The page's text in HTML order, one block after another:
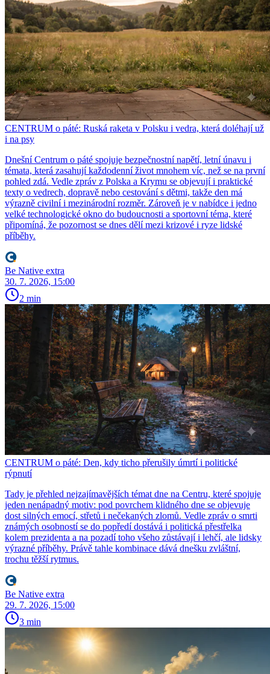
CENTRUM o páté: Ruská raketa v Polsku i vedra, která doléhají už
i na psy
Dnešní Centrum o páté spojuje bezpečnostní napětí, letní únavu i
témata, která zasahují každodenní život mnohem víc, než se na první
pohled zdá. Vedle zpráv z Polska a Krymu se objevují i praktické
texty o vedrech, dopravě nebo cestování s dětmi, takže den má
výrazně civilní i mezinárodní rozměr. Zároveň je v nabídce i jedno
velké technologické okno do budoucnosti a sportovní téma, které
připomíná, že pozornost se dnes dělí mezi krizové i ryze lidské
příběhy.
Be Native extra
30. 7. 2026, 15:00
2 min
CENTRUM o páté: Den, kdy ticho přerušily úmrtí i politické
rýpnutí
Tady je přehled nejzajímavějších témat dne na Centru, které spojuje
jeden nenápadný motiv: pod povrchem klidného dne se objevuje
dost silných emocí, střetů i nečekaných zlomů. Vedle zpráv o smrti
známých osobností se do popředí dostává i politická přestřelka
kolem prezidenta a na pozadí toho všeho zůstávají i lehčí, ale lidsky
výrazné příběhy. Právě tahle kombinace dává dnešku zvláštní,
trochu těžší rytmus.
Be Native extra
29. 7. 2026, 15:00
3 min